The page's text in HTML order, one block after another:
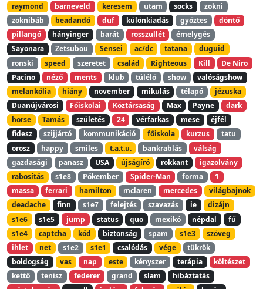
raymond
barneveld keresem utam socks
zokni
zoknibáb
beadandó duf különkiadás győztes
döntő
pillangó
hányinger barát rosszullét
émelygés
Sayonara
Zetsubou Sensei ac/dc tatana
duguid
ronski
speed szeretet család Righteous Kill
De Niro
Pacino
néző ments klub túlélő show
valóságshow
melankólia
hiány november mikulás télapó
jézuska
Duanújvárosi
Főiskolai Köztársaság Max Payne
dark
horse
Tamás születés 24 vérfarkas mese
éjfél
fidesz
szijjártó kommunikáció főiskola kurzus
tatu
orosz
happy smiles t.a.t.u. bankrablás
válság
gazdasági
panasz USA újságíró rokkant
igazolvány
rabosítás
s1e8 Pókember Spider-Man forma
1
massa
ferrari hamilton mclaren mercedes
világbajnok
deadache
finn s1e7 felejtés szavazás ie
dizájn
s1e6
s1e5 jump status quo mexikó népdal
fű
s1e4
captcha kód biztonság spam s1e3
szöveg
ihlet
net s1e2 s1e1 csalódás vége
tükrök
boldogság
vas nap este kényszer terápia
költészet
kettő
tenisz federer grand slam
hibáztatás